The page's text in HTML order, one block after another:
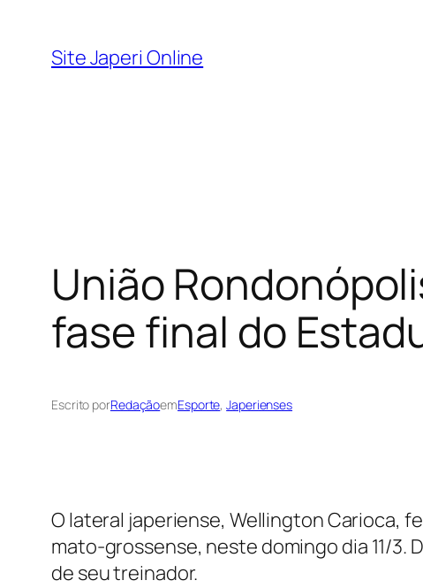
Site Japeri Online
União
fase final do
Escrito porRedaçãoemEsporte, Japerienses
O lateral japeriense, Wellington Carioca,
mato-grossense, neste domingo dia 11/3.
de seu treinador.